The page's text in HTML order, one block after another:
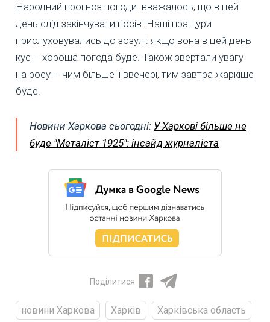
Народний прогноз погоди: вважалось, що в цей
день слід закінчувати посів. Наші пращури
прислуховувались до зозулі: якщо вона в цей день
кує – хороша погода буде. Також звертали увагу
на росу – чим більше її ввечері, тим завтра жаркіше
буде.
Новини Харкова сьогодні: У Харкові більше не
буде "Металіст 1925": інсайд журналіста
Поділитися
новини Харкова Харків
Харківська область